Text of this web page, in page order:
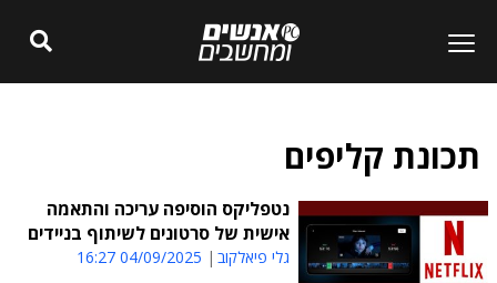
תכונת קליפים
נטפליקס הוסיפה עריכה והתאמה
אישית של סרטונים לשיתוף בניידים
גלי פיאלקוב 04/09/2025 16:27